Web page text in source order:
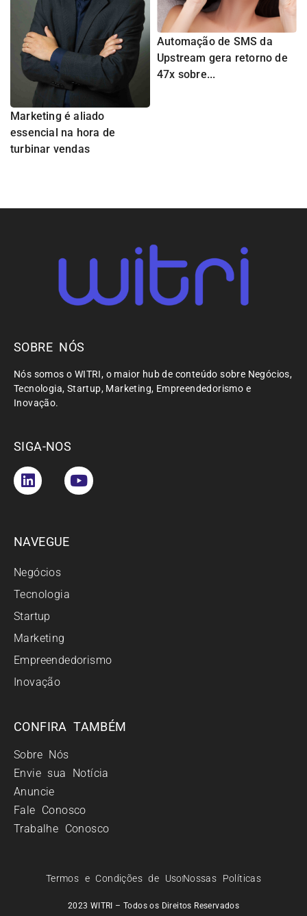
Marketing é aliado
essencial na hora de
turbinar vendas
Automação de SMS da
Upstream gera retorno de
47x sobre...
SOBRE NÓS
Nós somos o WITRI, o maior hub de conteúdo sobre Negócios,
Tecnologia, Startup, Marketing, Empreendedorismo e
Inovação.
SIGA-NOS
NAVEGUE
Negócios
Tecnologia
Startup
Marketing
Empreendedorismo
Inovação
CONFIRA TAMBÉM
Sobre Nós
Envie sua Notícia
Anuncie
Fale Conosco
Trabalhe Conosco
Termos e Condições de UsoNossas Políticas
2023 WITRI – Todos os Direitos Reservados